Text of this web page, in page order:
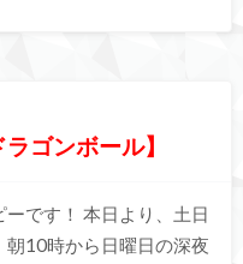
ゴンボール】
です！ 本日より、土日
10時から日曜日の深夜